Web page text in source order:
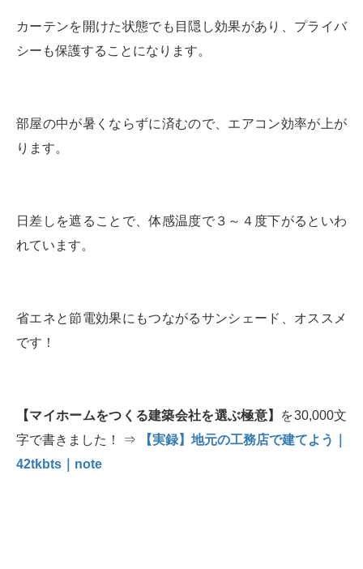
カーテンを開けた状態でも目隠し効果があり、プライバ
シーも保護することになります。
部屋の中が暑くならずに済むので、エアコン効率が上が
ります。
日差しを遮ることで、体感温度で３～４度下がるといわ
れています。
省エネと節電効果にもつながるサンシェード、オススメ
です！
【マイホームをつくる建築会社を選ぶ極意】 を30,000文
字で書きました！ ⇒
【実録】地元の工務店で建てよう｜
42tkbts｜note